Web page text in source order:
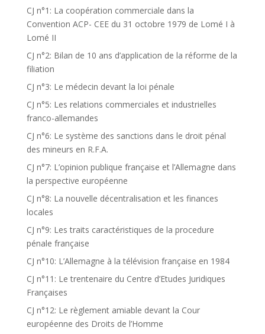
CJ n°1: La coopération commerciale dans la
Convention ACP- CEE du 31 octobre 1979 de Lomé I à
Lomé II
CJ n°2: Bilan de 10 ans d’application de la réforme de la
filiation
CJ n°3: Le médecin devant la loi pénale
CJ n°5: Les relations commerciales et industrielles
franco-allemandes
CJ n°6: Le système des sanctions dans le droit pénal
des mineurs en R.F.A.
CJ n°7: L’opinion publique française et l’Allemagne dans
la perspective européenne
CJ n°8: La nouvelle décentralisation et les finances
locales
CJ n°9: Les traits caractéristiques de la procedure
pénale française
CJ n°10: L’Allemagne à la télévision française en 1984
CJ n°11: Le trentenaire du Centre d’Etudes Juridiques
Françaises
CJ n°12: Le règlement amiable devant la Cour
européenne des Droits de l’Homme